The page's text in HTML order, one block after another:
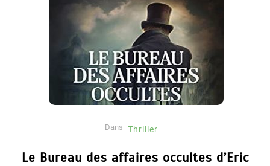
Dans Thriller
Le Bureau des affaires occultes d’Eric